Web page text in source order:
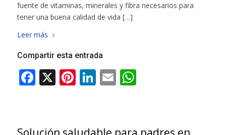
fuente de vitaminas, minerales y fibra necesarios para
tener una buena calidad de vida […]
Leer más
Compartir esta entrada